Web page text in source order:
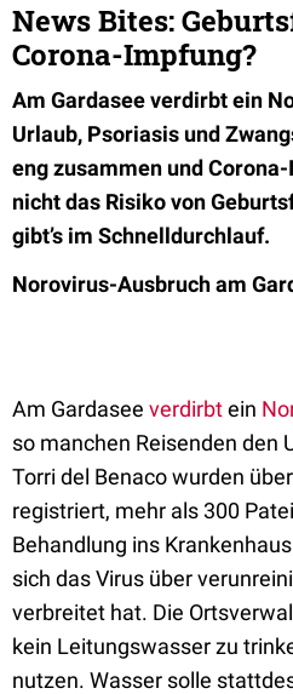
News Bites:
Corona-Impfung?
Am Gardasee verdirbt ein
Urlaub, Psoriasis und
eng zusammen und
nicht das Risiko von
gibt’s im Schnelldurchlauf.
Norovirus-Ausbruch am
Am Gardasee verdirbtein
so manchen Reisenden den
Torri del Benaco wurden
registriert, mehr als 300
Behandlung ins
sich das Virus über
verbreitet hat. Die
kein Leitungswasser zu
nutzen. Wasser solle